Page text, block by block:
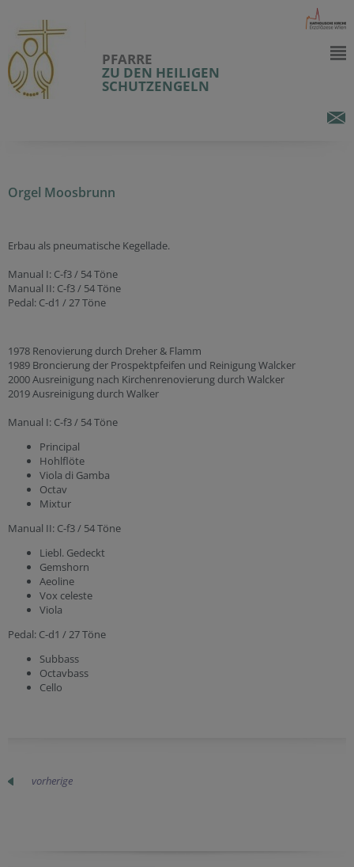
PFARRE
ZU DEN HEILIGEN
SCHUTZENGELN
Orgel Moosbrunn
Erbau als pneumatische Kegellade.
Manual I: C-f3 / 54 Töne
Manual II: C-f3 / 54 Töne
Pedal: C-d1 / 27 Töne
1978 Renovierung durch Dreher & Flamm
1989 Broncierung der Prospektpfeifen und Reinigung Walcker
2000 Ausreinigung nach Kirchenrenovierung durch Walcker
2019 Ausreinigung durch Walker
Manual I: C-f3 / 54 Töne
Principal
Hohlflöte
Viola di Gamba
Octav
Mixtur
Manual II: C-f3 / 54 Töne
Liebl. Gedeckt
Gemshorn
Aeoline
Vox celeste
Viola
Pedal: C-d1 / 27 Töne
Subbass
Octavbass
Cello
vorherige